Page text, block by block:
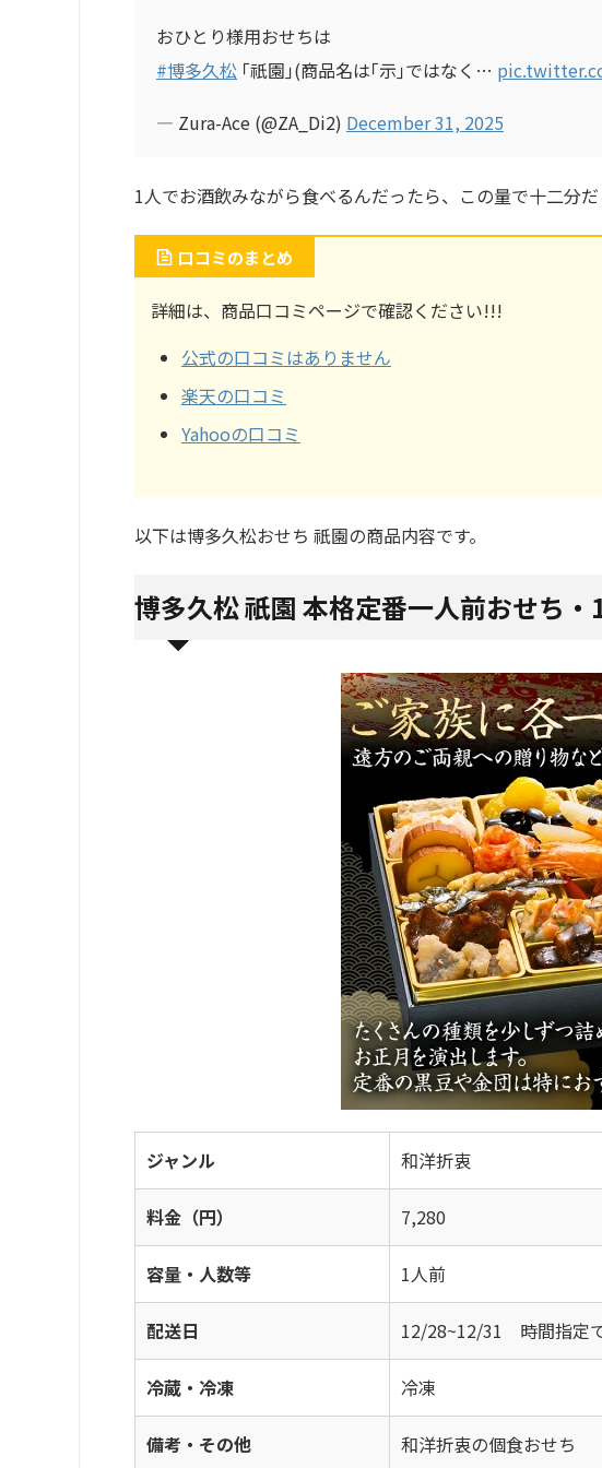
おひとり様用おせちは
#博多久松 ｢祇園｣(商品名は｢示｣ではなく…
— Zura-Ace (@ZA_Di2) December 31, 2025
1人でお酒飲みながら食べるんだったら、この量で十二分だ
口コミのまとめ
詳細は、商品口コミページで確認ください!!!
公式の口コミはありません
楽天の口コミ
Yahooの口コミ
以下は博多久松おせち 祇園の商品内容です。
博多久松 祇園 本格定番一人前おせち
ジャンル 和洋折衷
料金（円） 7,280
容量・人数等 1人前
配送日 12/28~12/31 時間指定
冷蔵・冷凍 冷凍
備考・その他 和洋折衷の個食おせち